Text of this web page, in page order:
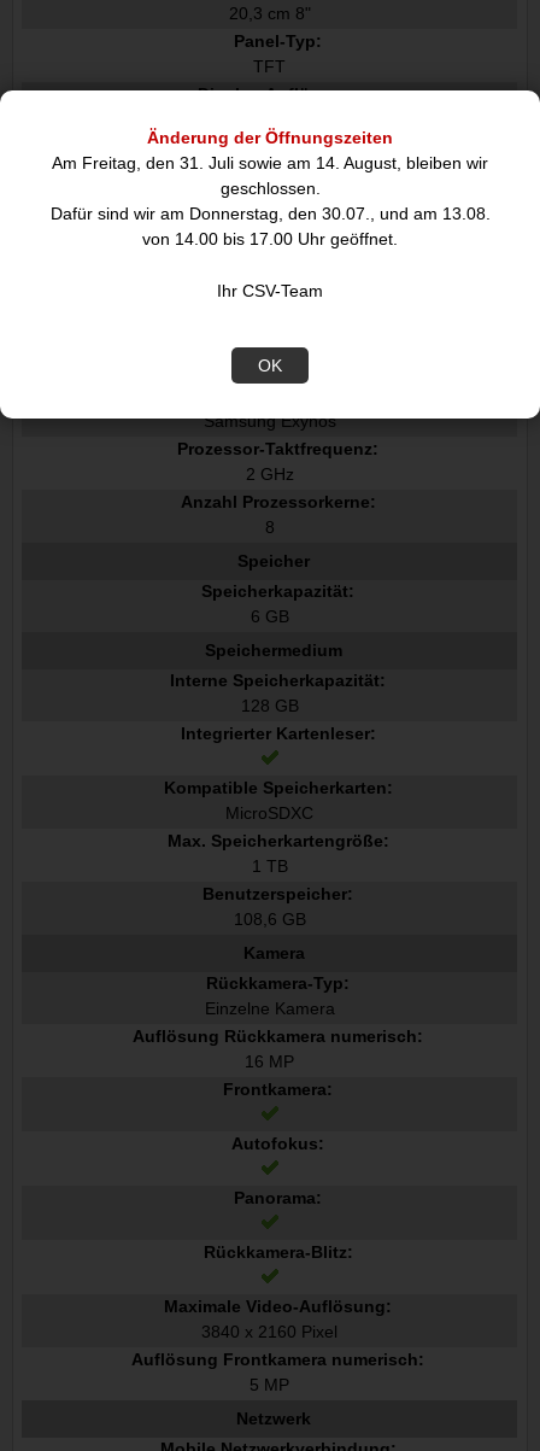
Änderung der Öffnungszeiten
Am Freitag, den 31. Juli sowie am 14. August, bleiben wir
geschlossen.
Dafür sind wir am Donnerstag, den 30.07., und am 13.08.
von 14.00 bis 17.00 Uhr geöffnet.
Ihr CSV-Team
OK
20,3 cm 8"
Panel-Typ:
TFT
Display-Auflösung:
HD-Typ:
WUXGA
Natives Seitenverhältnis:
16:10
Anzahl der Farben des Displays:
Samsung
Samsung Exynos
Prozessor-Taktfrequenz:
2 GHz
Anzahl Prozessorkerne:
8
Speicher
Speicherkapazität:
6 GB
Speichermedium
Interne Speicherkapazität:
128 GB
Integrierter Kartenleser:
Kompatible Speicherkarten:
MicroSDXC
Max. Speicherkartengröße:
1 TB
Benutzerspeicher:
108,6 GB
Kamera
Rückkamera-Typ:
Einzelne Kamera
Auflösung Rückkamera numerisch:
16 MP
Frontkamera:
Autofokus:
Panorama:
Rückkamera-Blitz:
Maximale Video-Auflösung:
3840 x 2160 Pixel
Auflösung Frontkamera numerisch:
5 MP
Netzwerk